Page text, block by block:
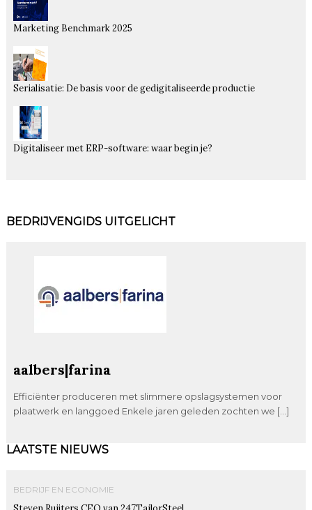
Marketing Benchmark 2025
Serialisatie: De basis voor de gedigitaliseerde productie
Digitaliseer met ERP-software: waar begin je?
BEDRIJVENGIDS UITGELICHT
aalbers|farina
Efficiënter produceren met slimmere opslagsystemen voor
plaatwerk en langgoed Enkele jaren geleden zochten we […]
LAATSTE NIEUWS
BEDRIJF EN ECONOMIE